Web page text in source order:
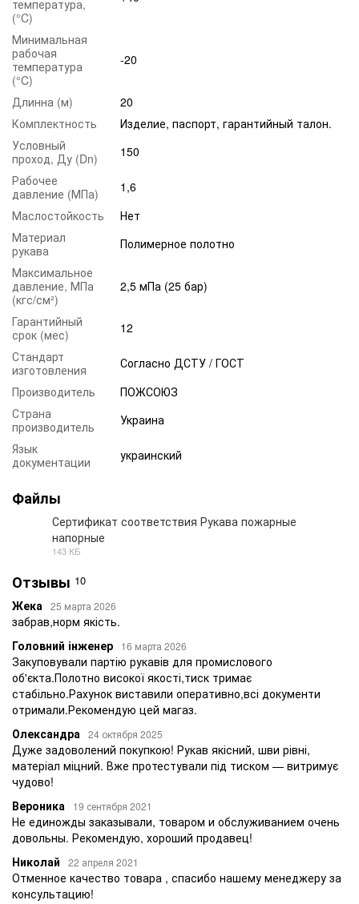
температура,
(°C)
Минимальная
рабочая
температура
(°C)
-20
Длинна (м)
20
Комплектность
Изделие, паспорт, гарантийный талон.
Условный
проход, Ду (Dn)
150
Рабочее
давление (МПа)
1,6
Маслостойкость
Нет
Материал
рукава
Полимерное полотно
Максимальное
давление, МПа
(кгс/см²)
2,5 мПа (25 бар)
Гарантийный
срок (мес)
12
Стандарт
изготовления
Согласно ДСТУ / ГОСТ
Производитель
ПОЖСОЮЗ
Страна
производитель
Украина
Язык
документации
украинский
Файлы
Сертификат соответствия Рукава пожарные
напорные
143 КБ
Отзывы 10
Жека 25 марта 2026
забрав,норм якість.
Головний інженер
16 марта 2026
Закуповували партію рукавів для промислового
об'єкта.Полотно високої якості,тиск тримає
стабільно.Рахунок виставили оперативно,всі документи
отримали.Рекомендую цей магаз.
Олександра 24 октября 2025
Дуже задоволений покупкою! Рукав якісний, шви рівні,
матеріал міцний. Вже протестували під тиском — витримує
чудово!
Вероника
19 сентября 2021
Не единожды заказывали, товаром и обслуживанием очень
довольны. Рекомендую, хороший продавец!
Николай
22 апреля 2021
Отменное качество товара , спасибо нашему менеджеру за
консультацию!